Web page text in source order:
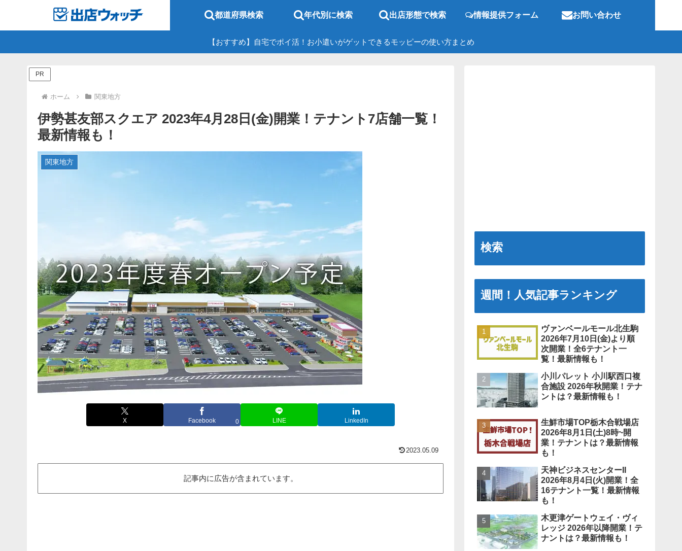
都道府県検索 年代別に検索 出店形態で検索 情報提供フォーム お問い合わせ
【おすすめ】自宅でポイ活！お小遣いがゲットできるモッピーの使い方まとめ
PR
ホーム 関東地方
伊勢甚友部スクエア 2023年4月28日(金)開業！テナント7店舗一覧！
最新情報も！
関東地方
X Facebook 0 LINE LinkedIn
2023.05.09
記事内に広告が含まれています。
検索
週間！人気記事ランキング
ヴァンベールモール北生駒
2026年7月10日(金)より順
次開業！全6テナント一
覧！最新情報も！
小川パレット 小川駅西口複
合施設 2026年秋開業！テナ
ントは？最新情報も！
生鮮市場TOP栃木合戦場店
2026年8月1日(土)8時~開
業！テナントは？最新情報
も！
天神ビジネスセンターII
2026年8月4日(火)開業！全
16テナント一覧！最新情報
も！
木更津ゲートウェイ・ヴィ
レッジ 2026年以降開業！テ
ナントは？最新情報も！